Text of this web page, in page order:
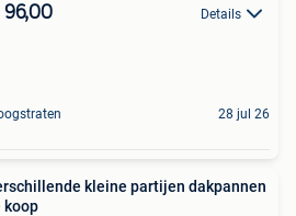
96,00 Details
28 jul 26
kleine partijen dakpannen
koop